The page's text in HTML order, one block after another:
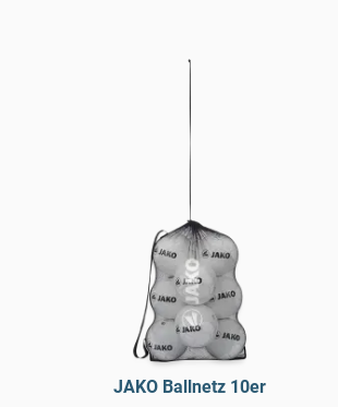
JAKO Ballnetz 10er